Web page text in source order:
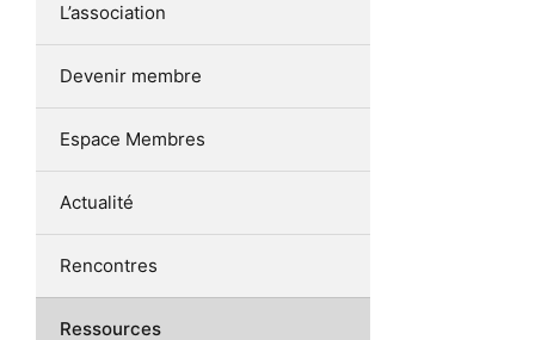
L’association
Devenir membre
Espace Membres
Actualité
Rencontres
Ressources